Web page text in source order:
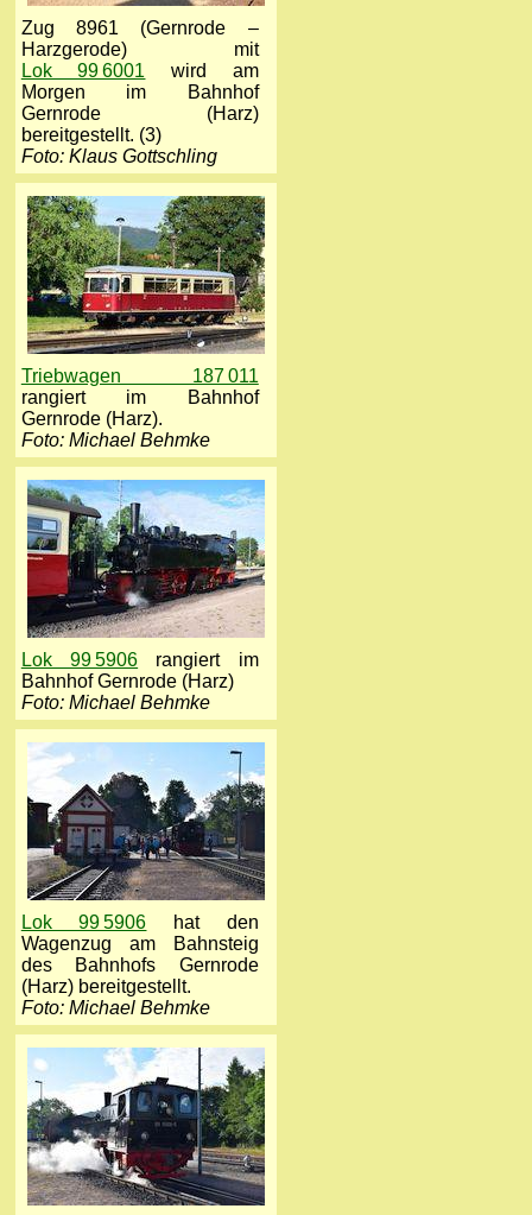
Zug 8961 (Gernrode –
Harzgerode) mit
Lok 99 6001 wird am
Morgen im Bahnhof
Gernrode (Harz)
bereitgestellt. (3)
Foto: Klaus Gottschling
Triebwagen 187 011
rangiert im Bahnhof
Gernrode (Harz).
Foto: Michael Behmke
Lok 99 5906 rangiert im
Bahnhof Gernrode (Harz)
Foto: Michael Behmke
Lok 99 5906 hat den
Wagenzug am Bahnsteig
des Bahnhofs Gernrode
(Harz) bereitgestellt.
Foto: Michael Behmke